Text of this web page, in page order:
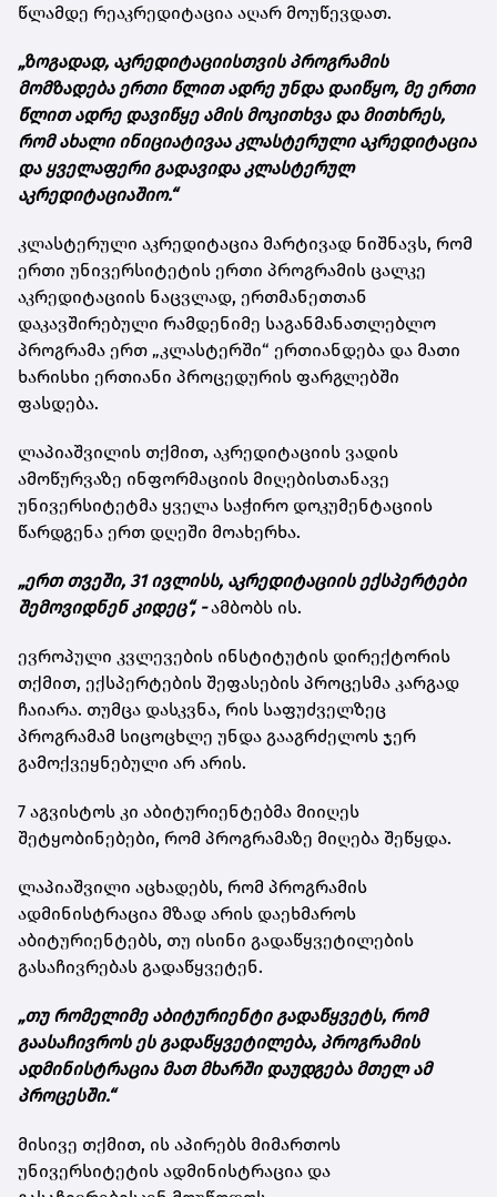
წლამდე რეაკრედიტაცია აღარ მოუწევდათ.
„ზოგადად, აკრედიტაციისთვის პროგრამის
მომზადება ერთი წლით ადრე უნდა დაიწყო, მე ერთი
წლით ადრე დავიწყე ამის მოკითხვა და მითხრეს,
რომ ახალი ინიციატივაა კლასტერული აკრედიტაცია
და ყველაფერი გადავიდა კლასტერულ
აკრედიტაციაშიო.“
კლასტერული აკრედიტაცია მარტივად ნიშნავს, რომ
ერთი უნივერსიტეტის ერთი პროგრამის ცალკე
აკრედიტაციის ნაცვლად, ერთმანეთთან
დაკავშირებული რამდენიმე საგანმანათლებლო
პროგრამა ერთ „კლასტერში“ ერთიანდება და მათი
ხარისხი ერთიანი პროცედურის ფარგლებში
ფასდება.
ლაპიაშვილის თქმით, აკრედიტაციის ვადის
ამოწურვაზე ინფორმაციის მიღებისთანავე
უნივერსიტეტმა ყველა საჭირო დოკუმენტაციის
წარდგენა ერთ დღეში მოახერხა.
„ერთ თვეში, 31 ივლისს, აკრედიტაციის ექსპერტები
შემოვიდნენ კიდეც“, - ამბობს ის.
ევროპული კვლევების ინსტიტუტის დირექტორის
თქმით, ექსპერტების შეფასების პროცესმა კარგად
ჩაიარა. თუმცა დასკვნა, რის საფუძველზეც
პროგრამამ სიცოცხლე უნდა გააგრძელოს ჯერ
გამოქვეყნებული არ არის.
7 აგვისტოს კი აბიტურიენტებმა მიიღეს
შეტყობინებები, რომ პროგრამაზე მიღება შეწყდა.
ლაპიაშვილი აცხადებს, რომ პროგრამის
ადმინისტრაცია მზად არის დაეხმაროს
აბიტურიენტებს, თუ ისინი გადაწყვეტილების
გასაჩივრებას გადაწყვეტენ.
„თუ რომელიმე აბიტურიენტი გადაწყვეტს, რომ
გაასაჩივროს ეს გადაწყვეტილება, პროგრამის
ადმინისტრაცია მათ მხარში დაუდგება მთელ ამ
პროცესში.“
მისივე თქმით, ის აპირებს მიმართოს
უნივერსიტეტის ადმინისტრაცია და